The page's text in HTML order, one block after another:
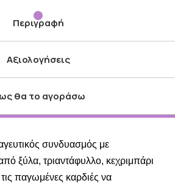
Περιγραφή
Αξιολογήσεις
θα το αγοράσω
συνδυασμός με
ξύλα, τριαντάφυλλο, κεχριμπάρι
παγωμένες καρδιές να